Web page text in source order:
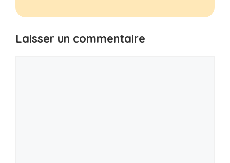
Laisser un commentaire